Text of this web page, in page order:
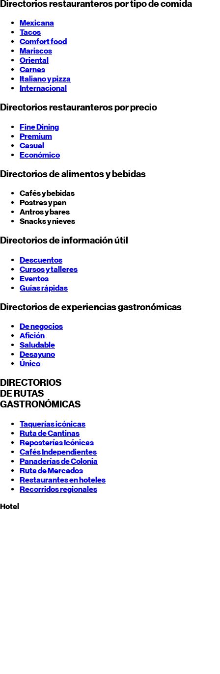
Directorios restauranteros por tipo de comida
Mexicana
Tacos
Comfort food
Mariscos
Oriental
Carnes
Italiano y pizza
Internacional
Directorios restauranteros por precio
Fine Dining
Premium
Casual
Económico
Directorios de alimentos y bebidas
Cafés y bebidas
Postres y pan
Antros y bares
Snacks y nieves
Directorios de información útil
Descuentos
Cursos y talleres
Eventos
Guías rápidas
Directorios de experiencias gastronómicas
De negocios
Afición
Saludable
Desayuno
Único
DIRECTORIOS
DE RUTAS
GASTRONÓMICAS
Taquerías icónicas
Ruta de Cantinas
Reposterías Icónicas
Cafés Independientes
Panaderías de Colonia
Ruta de Mercados
Restaurantes en hoteles
Recorridos regionales
Hotel